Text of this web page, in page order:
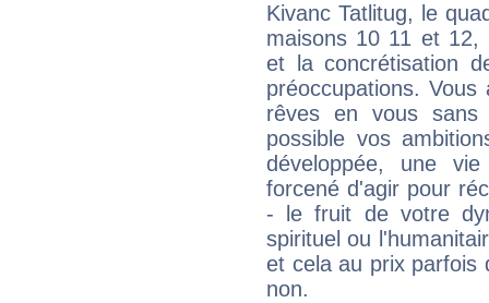
Kivanc Tatlitug, le
maisons 10 11 et 12,
et la concrétisation
préoccupations.
rêves en vous sans
possible vos
développée, une
forcené d'agir pour
- le fruit de votre
spirituel ou
et cela au prix parfois
non.